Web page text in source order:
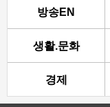
방송EN
생활.문화
경제